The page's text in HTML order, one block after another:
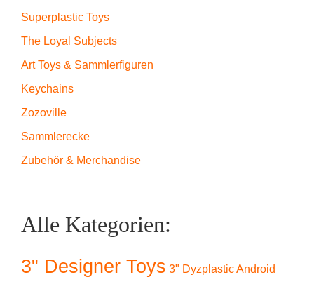
Superplastic Toys
The Loyal Subjects
Art Toys & Sammlerfiguren
Keychains
Zozoville
Sammlerecke
Zubehör & Merchandise
Alle Kategorien:
3" Designer Toys 3" Dyzplastic Android